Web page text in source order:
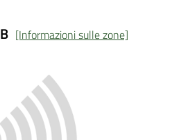
B [Informazioni sulle zone]